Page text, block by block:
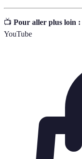
📺 Pour aller plus loin :
YouTube